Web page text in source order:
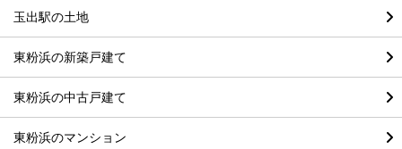
玉出駅の土地
東粉浜の新築戸建て
東粉浜の中古戸建て
東粉浜のマンション